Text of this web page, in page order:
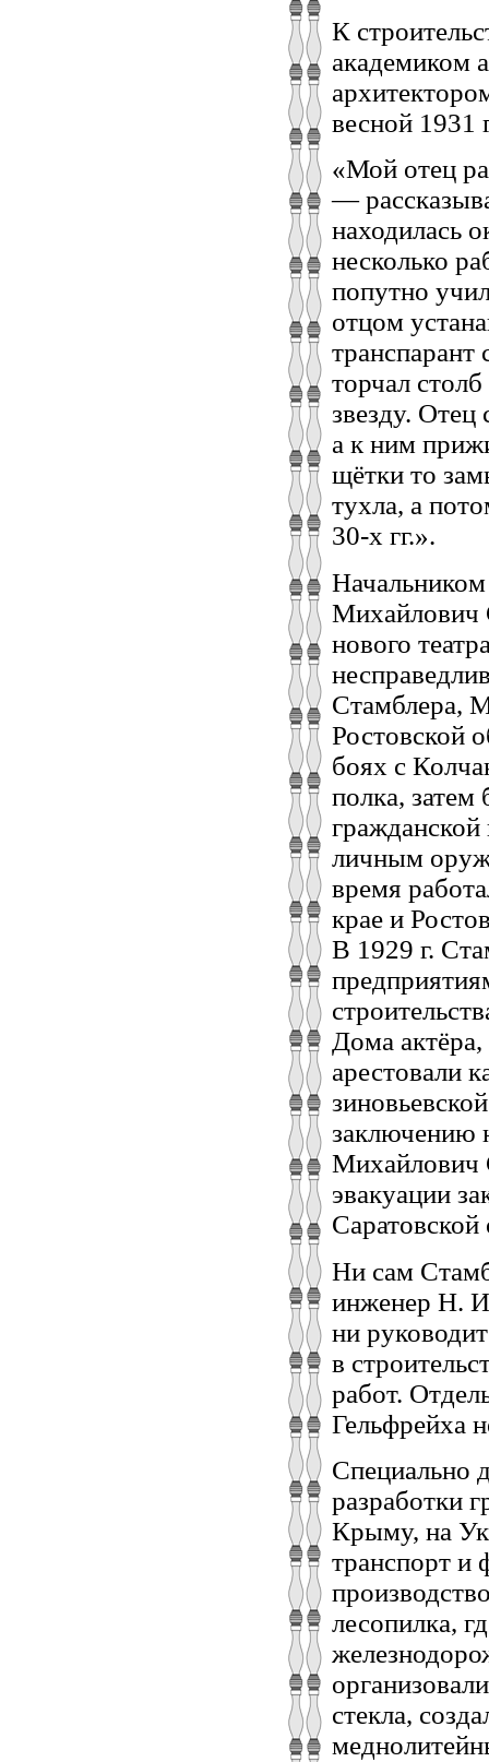
К
академиком
весной 1931
«Мой отец
—
находилась
несколько
попутно
отцом
транспарант
торчал
звезду.
а к ним
щётки то
тухла, а
30-х гг.».
Михайлович
нового
Стамблера,
Ростовской
боях с
полка, затем
личным
время
крае и
В 1929 г.
Дома
арестовали
заключению
Михайлович
эвакуации
Саратовской
Ни сам
инженер Н.
ни
в
работ.
Гельфрейха
Специально
разработки
Крыму, на
транспорт и
лесопилка,
стекла,